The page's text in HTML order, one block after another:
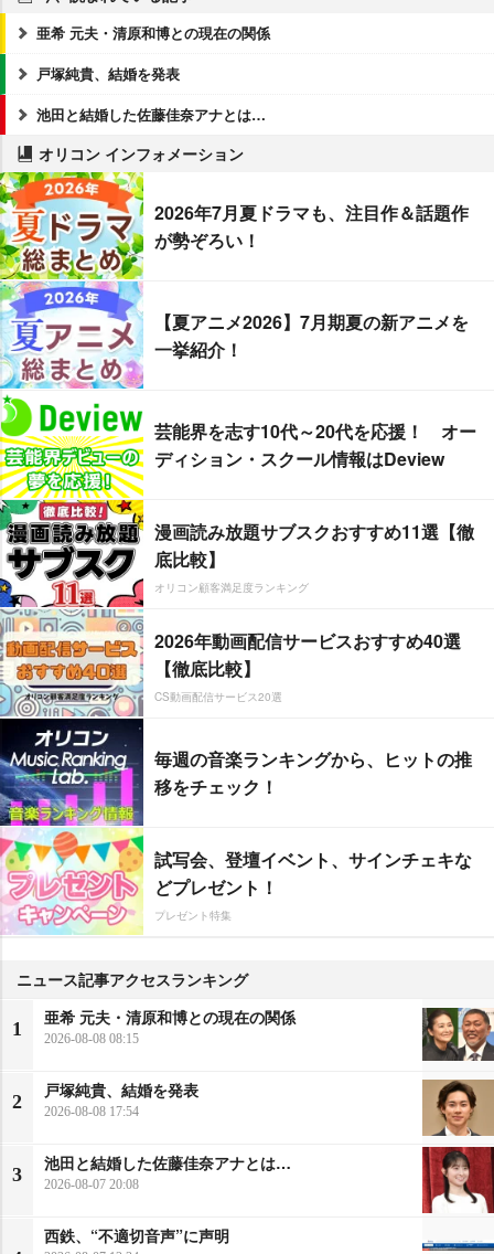
亜希 元夫・清原和博との現在の関係
戸塚純貴、結婚を発表
池田と結婚した佐藤佳奈アナとは…
オリコン インフォメーション
2026年7月夏ドラマも、注目作＆話題作
が勢ぞろい！
【夏アニメ2026】7月期夏の新アニメを
一挙紹介！
芸能界を志す10代～20代を応援！ オー
ディション・スクール情報はDeview
漫画読み放題サブスクおすすめ11選【徹
底比較】
オリコン顧客満足度ランキング
2026年動画配信サービスおすすめ40選
【徹底比較】
CS動画配信サービス20選
毎週の音楽ランキングから、ヒットの推
移をチェック！
試写会、登壇イベント、サインチェキな
どプレゼント！
プレゼント特集
ニュース記事アクセスランキング
1
亜希 元夫・清原和博との現在の関係
2026-08-08 08:15
2
戸塚純貴、結婚を発表
2026-08-08 17:54
3
池田と結婚した佐藤佳奈アナとは…
2026-08-07 20:08
西鉄、“不適切音声”に声明